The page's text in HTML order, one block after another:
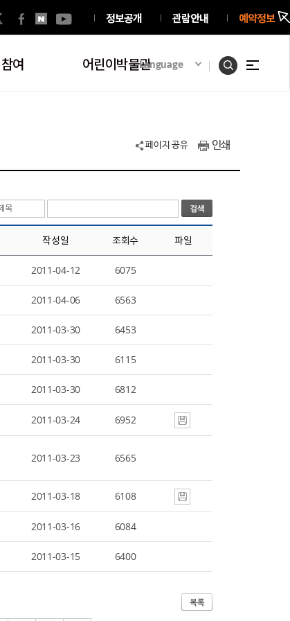
정보공개 관람안내 예약정보
Language
참여 어린이박물관
페이지 공유 인쇄
작성일 조회수 파일
2011-04-12 6075
2011-04-06 6563
2011-03-30 6453
2011-03-30 6115
2011-03-30 6812
2011-03-24 6952
2011-03-23 6565
2011-03-18 6108
2011-03-16 6084
2011-03-15 6400